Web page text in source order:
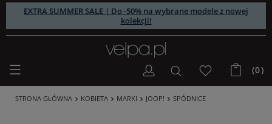
EXTRA SUMMER SALE | Do -50% na wybrane modele z nowej
kolekcji!
(0)
STRONA GŁÓWNA KOBIETA MARKI JOOP! SPÓDNICE